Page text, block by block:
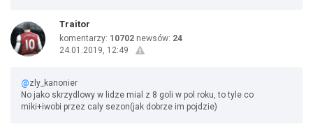
Traitor
komentarzy: 10702 newsów: 24
24.01.2019, 12:49
@zly_kanonier
No jako skrzydlowy w lidze mial z 8 goli w pol roku, to tyle co
miki+iwobi przez caly sezon(jak dobrze im pojdzie)